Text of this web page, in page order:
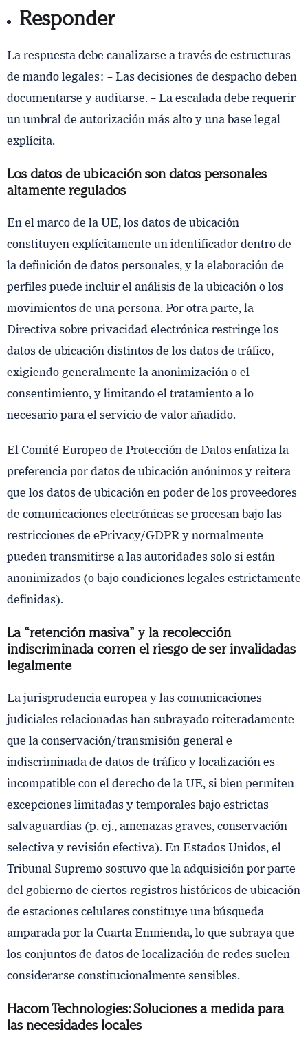
Responder
La respuesta debe canalizarse a través de estructuras
de mando legales: – Las decisiones de despacho deben
documentarse y auditarse. – La escalada debe requerir
un umbral de autorización más alto y una base legal
explícita.
Los datos de ubicación son datos personales
altamente regulados
En el marco de la UE, los datos de ubicación
constituyen explícitamente un identificador dentro de
la definición de datos personales, y la elaboración de
perfiles puede incluir el análisis de la ubicación o los
movimientos de una persona. Por otra parte, la
Directiva sobre privacidad electrónica restringe los
datos de ubicación distintos de los datos de tráfico,
exigiendo generalmente la anonimización o el
consentimiento, y limitando el tratamiento a lo
necesario para el servicio de valor añadido.
El Comité Europeo de Protección de Datos enfatiza la
preferencia por datos de ubicación anónimos y reitera
que los datos de ubicación en poder de los proveedores
de comunicaciones electrónicas se procesan bajo las
restricciones de ePrivacy/GDPR y normalmente
pueden transmitirse a las autoridades solo si están
anonimizados (o bajo condiciones legales estrictamente
definidas).
La “retención masiva” y la recolección
indiscriminada corren el riesgo de ser invalidadas
legalmente
La jurisprudencia europea y las comunicaciones
judiciales relacionadas han subrayado reiteradamente
que la conservación/transmisión general e
indiscriminada de datos de tráfico y localización es
incompatible con el derecho de la UE, si bien permiten
excepciones limitadas y temporales bajo estrictas
salvaguardias (p. ej., amenazas graves, conservación
selectiva y revisión efectiva). En Estados Unidos, el
Tribunal Supremo sostuvo que la adquisición por parte
del gobierno de ciertos registros históricos de ubicación
de estaciones celulares constituye una búsqueda
amparada por la Cuarta Enmienda, lo que subraya que
los conjuntos de datos de localización de redes suelen
considerarse constitucionalmente sensibles.
Hacom Technologies: Soluciones a medida para
las necesidades locales